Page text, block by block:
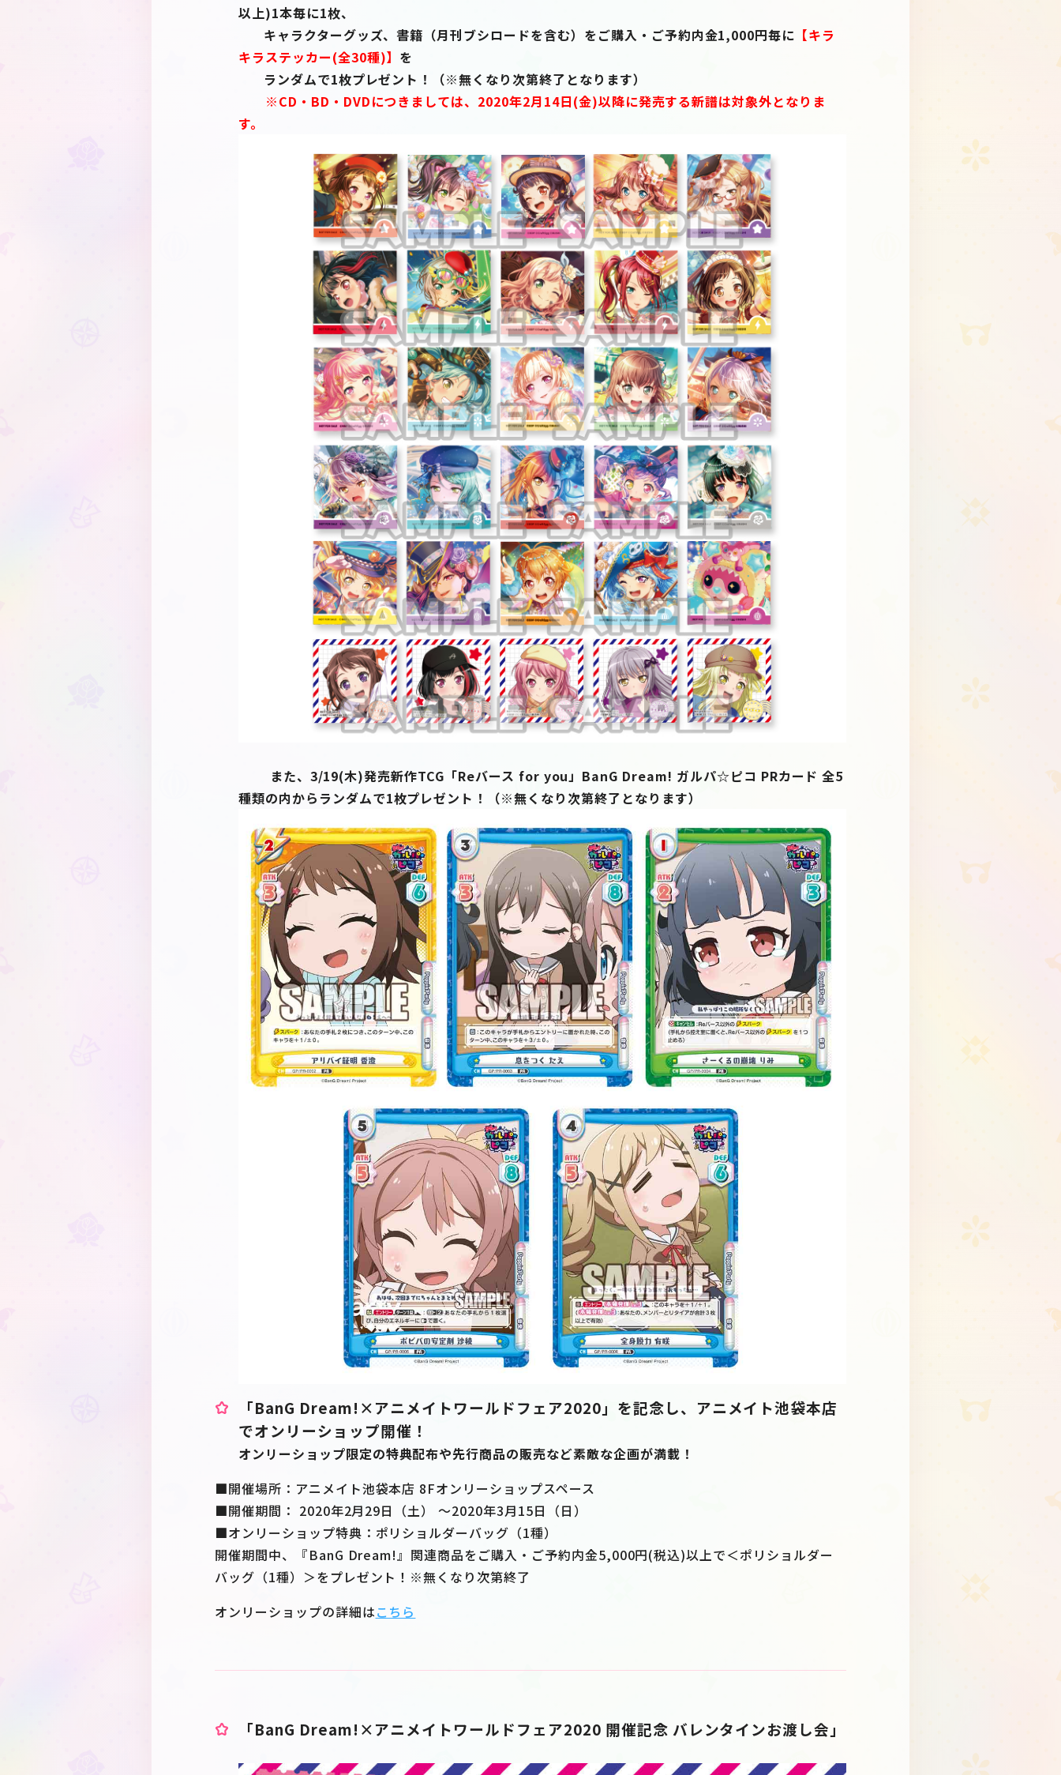
以上)1本毎に1枚、
キャラクターグッズ、書籍（月刊ブシロードを含む）をご購入・ご予約内金1,000円毎に 【キラ
キラステッカー(全30種)】 を
ランダムで1枚プレゼント！（※無くなり次第終了となります）
※CD・BD・DVDにつきましては、2020年2月14日(金)以降に発売する新譜は対象外となりま
す。
また、3/19(木)発売新作TCG「Reバース for you」BanG Dream! ガルパ☆ピコ PRカード 全5
種類の内からランダムで1枚プレゼント！（※無くなり次第終了となります）
「BanG Dream!×アニメイトワールドフェア2020」を記念し、アニメイト池袋本店
でオンリーショップ開催！
オンリーショップ限定の特典配布や先行商品の販売など素敵な企画が満載！
■開催場所：アニメイト池袋本店 8Fオンリーショップスペース
■開催期間： 2020年2月29日（土） ～2020年3月15日（日）
■オンリーショップ特典：ポリショルダーバッグ（1種）
開催期間中、『BanG Dream!』関連商品をご購入・ご予約内金5,000円(税込)以上で＜ポリショルダー
バッグ（1種）＞をプレゼント！※無くなり次第終了
オンリーショップの詳細はこちら
「BanG Dream!×アニメイトワールドフェア2020 開催記念 バレンタインお渡し会」